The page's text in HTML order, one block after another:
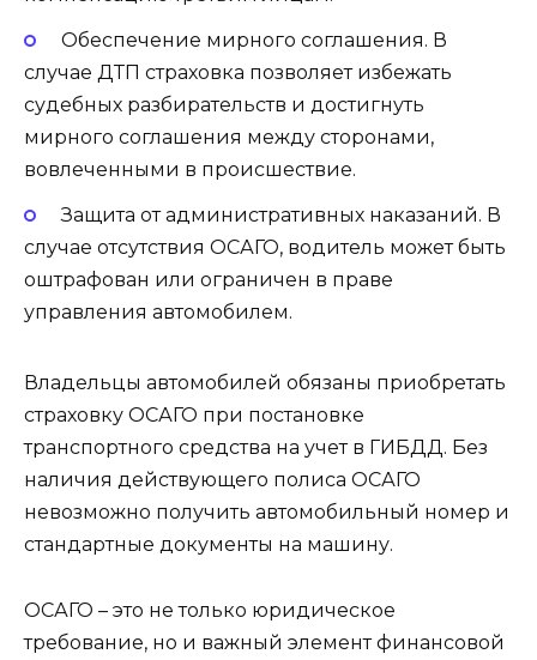
Обеспечение мирного соглашения. В
случае ДТП страховка позволяет избежать
судебных разбирательств и достигнуть
мирного соглашения между сторонами,
вовлеченными в происшествие.
Защита от административных наказаний. В
случае отсутствия ОСАГО, водитель может быть
оштрафован или ограничен в праве
управления автомобилем.
Владельцы автомобилей обязаны приобретать
страховку ОСАГО при постановке
транспортного средства на учет в ГИБДД. Без
наличия действующего полиса ОСАГО
невозможно получить автомобильный номер и
стандартные документы на машину.
ОСАГО – это не только юридическое
требование, но и важный элемент финансовой